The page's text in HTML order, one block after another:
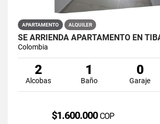
APARTAMENTO ALQUILER
Colombia
2
Alcobas
1
Baño
0
Garaje
$1.600.000 COP